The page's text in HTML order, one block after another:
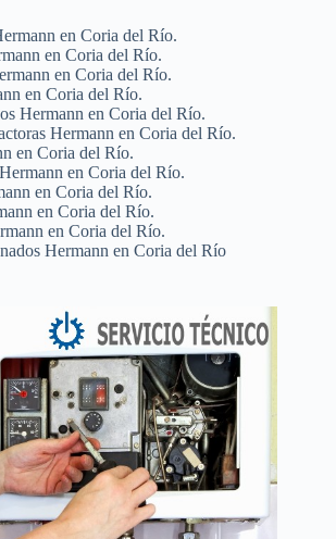
en Coria del Río.
en Coria del Río.
en Coria del Río.
en Coria del Río.
Hermann en Coria del Río.
Hermann en Coria del Río.
en Coria del Río.
en Coria del Río.
en Coria del Río.
en Coria del Río.
en Coria del Río.
Hermann en Coria del Río